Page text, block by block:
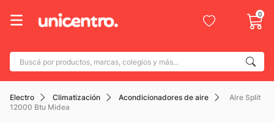
0
Buscá por productos, marcas, colegios y más...
Electro Climatización Acondicionadores de aire
Aire Split
12000 Btu Midea
Términos más buscados
1. adidas